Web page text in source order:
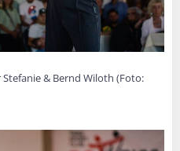
& Bernd Wiloth (Foto: